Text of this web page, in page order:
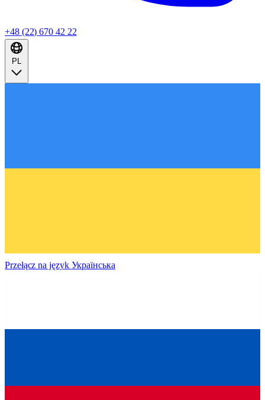
+48 (22) 670 42 22
Przełącz na język Українська